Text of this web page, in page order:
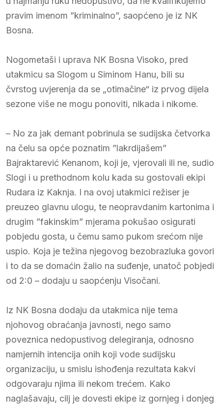
pravim imenom ”kriminalno”, saopćeno je iz NK
Bosna.
Nogometaši i uprava NK Bosna Visoko, pred
utakmicu sa Slogom u Siminom Hanu, bili su
čvrstog uvjerenja da se „otimačine“ iz prvog dijela
sezone više ne mogu ponoviti, nikada i nikome.
– No za jak demant pobrinula se sudijska četvorka
na čelu sa opće poznatim ”lakrdijašem”
Bajraktarević Kenanom, koji je, vjerovali ili ne, sudio
Slogi i u prethodnom kolu kada su gostovali ekipi
Rudara iz Kaknja. I na ovoj utakmici režiser je
preuzeo glavnu ulogu, te neopravdanim kartonima i
drugim ”fakinskim” mjerama pokušao osigurati
pobjedu gosta, u čemu samo pukom srećom nije
uspio. Koja je težina njegovog bezobrazluka govori
i to da se domaćin žalio na suđenje, unatoč pobjedi
od 2:0 – dodaju u saopćenju Visočani.
Iz NK Bosna dodaju da utakmica nije tema
njohovog obraćanja javnosti, nego samo
poveznica nedopustivog delegiranja, odnosno
namjernih intencija onih koji vode sudijsku
organizaciju, u smislu ishođenja rezultata kakvi
odgovaraju njima ili nekom trećem. Kako
naglašavaju, cilj je dovesti ekipe iz gornjeg i donjeg